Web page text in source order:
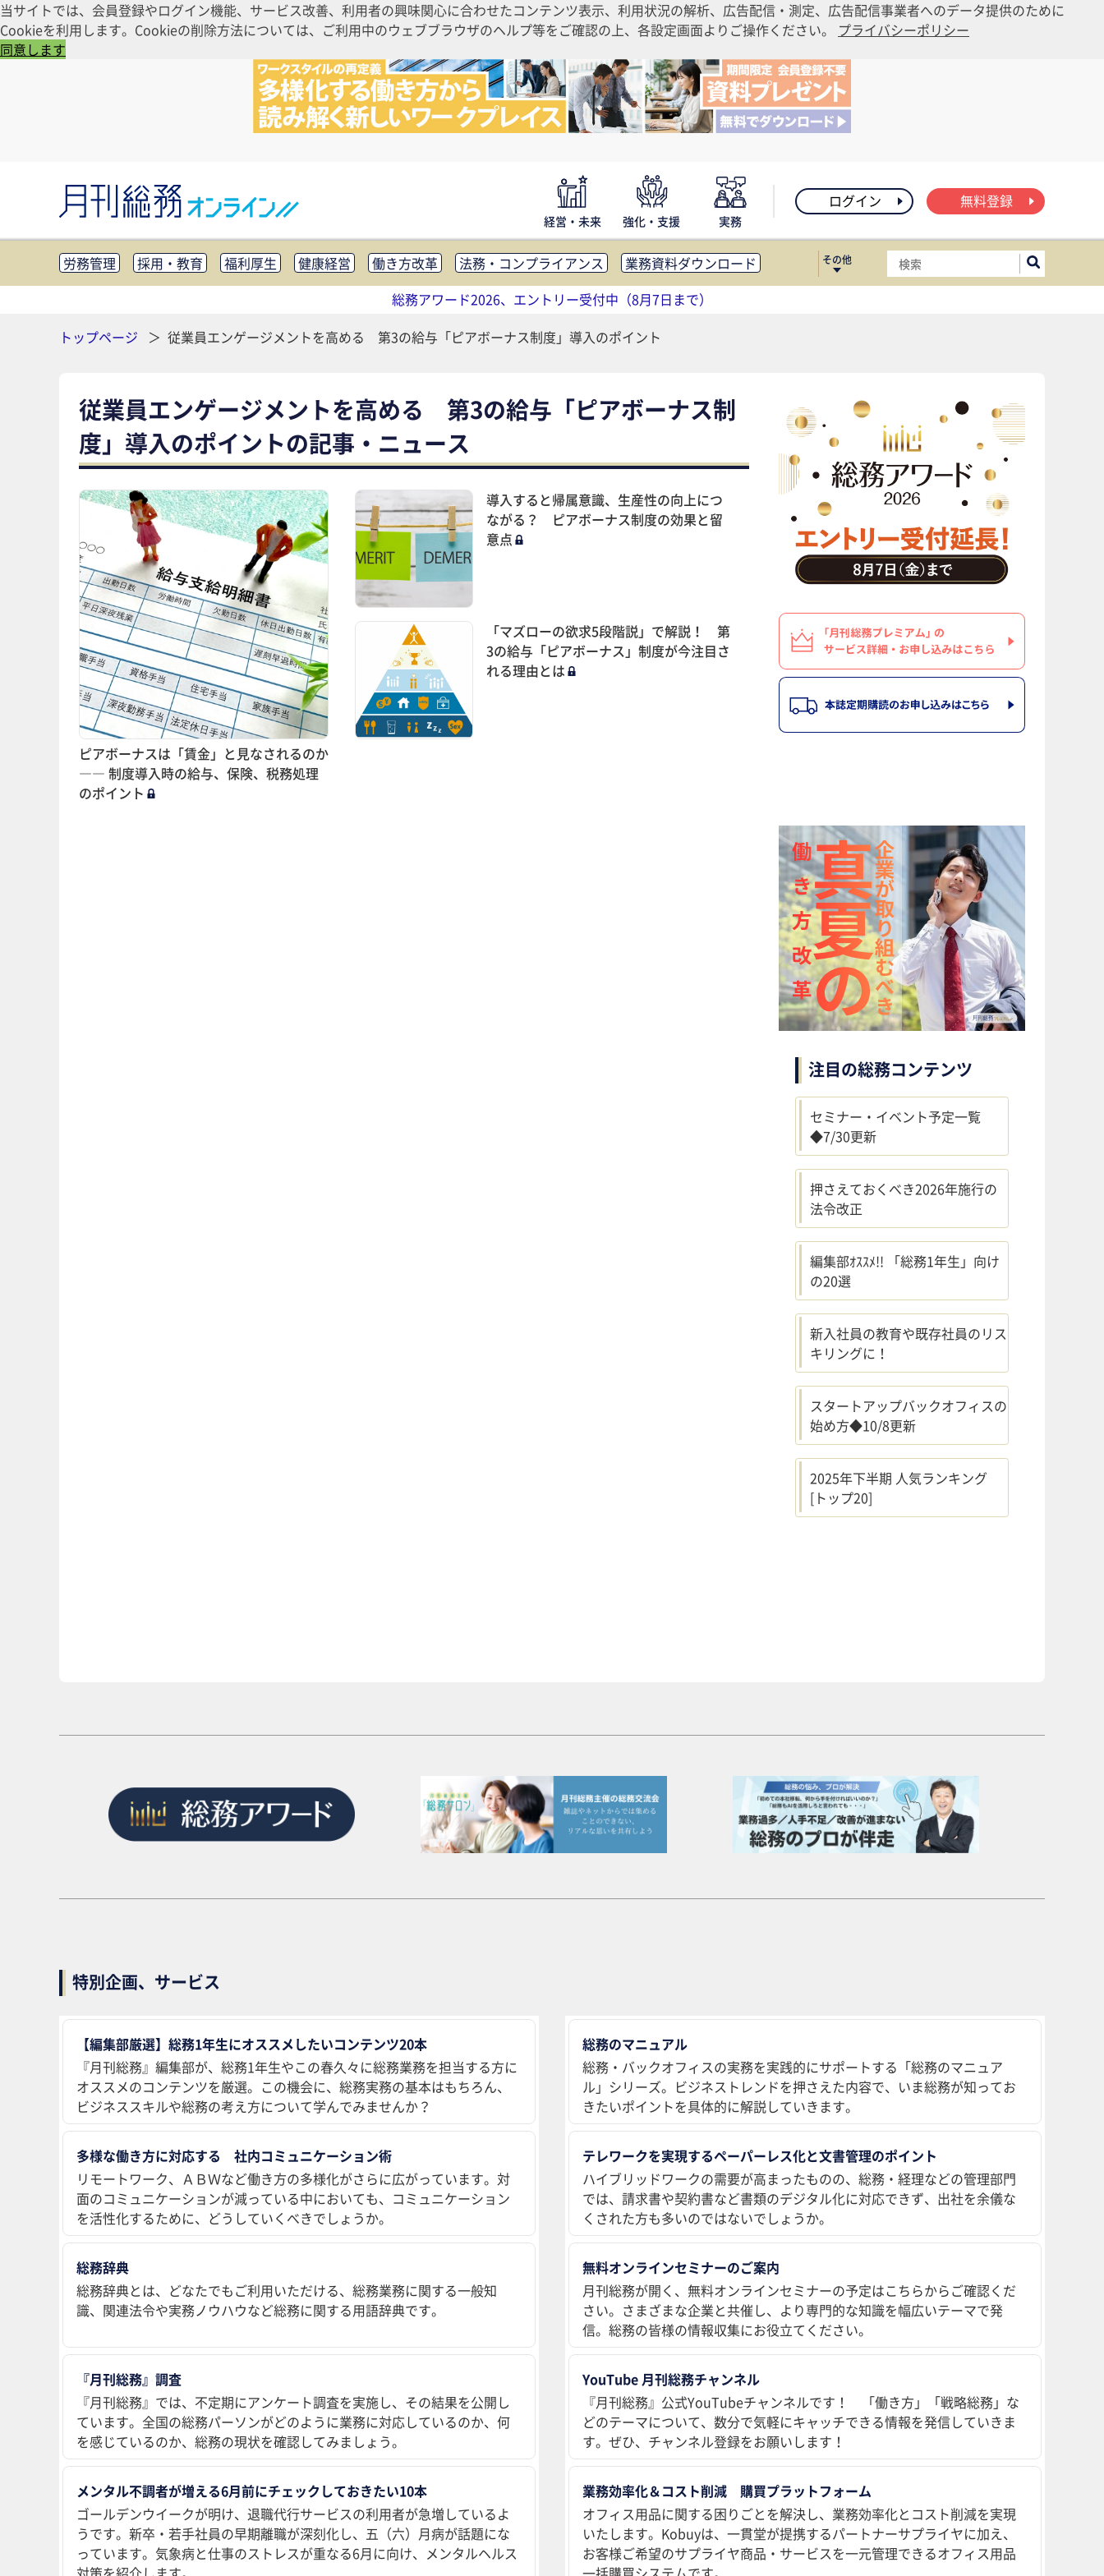
当サイトでは、会員登録やログイン機能、サービス改善、利用者の興味関心に合わせたコンテンツ表示、利用状況の解析、広告配信・測定、広告配信事業者へのデータ提供のために
Cookieを利用します。Cookieの削除方法については、ご利用中のウェブブラウザのヘルプ等をご確認の上、各設定画面よりご操作ください。 プライバシーポリシー
同意します
経営・未来 強化・支援 実務
ログイン 無料登録
労務管理 採用・教育 福利厚生 健康経営 働き方改革 法務・コンプライアンス
業務資料ダウンロード
知財管理
リスクマネジメント・BCP 社外・社内広報 社外・社内コミュニケーション活性化
FM・オフィス移転
助成金・補助金・コスト削減 アウトソーシング・BPO
調査・レポート
その他
総務アワード2026、エントリー受付中（8月7日まで）
トップページ
従業員エンゲージメントを高める 第3の給与「ピアボーナス制度」導入のポイント
従業員エンゲージメントを高める 第3の給与「ピアボーナス制
度」導入のポイントの記事・ニュース
ピアボーナスは「賃金」と見なされるのか
―― 制度導入時の給与、保険、税務処理
のポイント
導入すると帰属意識、生産性の向上につ
ながる？ ピアボーナス制度の効果と留
意点
「マズローの欲求5段階説」で解説！ 第
3の給与「ピアボーナス」制度が今注目さ
れる理由とは
注目の総務コンテンツ
セミナー・イベント予定一覧
◆7/30更新
押さえておくべき2026年施行の
法令改正
編集部ｵｽｽﾒ!! 「総務1年生」向け
の20選
新入社員の教育や既存社員のリス
キリングに！
スタートアップバックオフィスの
始め方◆10/8更新
2025年下半期 人気ランキング
[トップ20]
特別企画、サービス
【編集部厳選】総務1年生にオススメしたいコンテンツ20本
『月刊総務』編集部が、総務1年生やこの春久々に総務業務を担当する方に
オススメのコンテンツを厳選。この機会に、総務実務の基本はもちろん、
ビジネススキルや総務の考え方について学んでみませんか？
総務のマニュアル
総務・バックオフィスの実務を実践的にサポートする「総務のマニュア
ル」シリーズ。ビジネストレンドを押さえた内容で、いま総務が知ってお
きたいポイントを具体的に解説していきます。
多様な働き方に対応する 社内コミュニケーション術
リモートワーク、ＡＢＷなど働き方の多様化がさらに広がっています。対
面のコミュニケーションが減っている中においても、コミュニケーション
を活性化するために、どうしていくべきでしょうか。
テレワークを実現するペーパーレス化と文書管理のポイント
ハイブリッドワークの需要が高まったものの、総務・経理などの管理部門
では、請求書や契約書など書類のデジタル化に対応できず、出社を余儀な
くされた方も多いのではないでしょうか。
総務辞典
総務辞典とは、どなたでもご利用いただける、総務業務に関する一般知
識、関連法令や実務ノウハウなど総務に関する用語辞典です。
無料オンラインセミナーのご案内
月刊総務が開く、無料オンラインセミナーの予定はこちらからご確認くだ
さい。さまざまな企業と共催し、より専門的な知識を幅広いテーマで発
信。総務の皆様の情報収集にお役立てください。
『月刊総務』調査
『月刊総務』では、不定期にアンケート調査を実施し、その結果を公開し
ています。全国の総務パーソンがどのように業務に対応しているのか、何
を感じているのか、総務の現状を確認してみましょう。
YouTube 月刊総務チャンネル
『月刊総務』公式YouTubeチャンネルです！ 「働き方」「戦略総務」な
どのテーマについて、数分で気軽にキャッチできる情報を発信していきま
す。ぜひ、チャンネル登録をお願いします！
メンタル不調者が増える6月前にチェックしておきたい10本
ゴールデンウイークが明け、退職代行サービスの利用者が急増しているよ
うです。新卒・若手社員の早期離職が深刻化し、五（六）月病が話題にな
っています。気象病と仕事のストレスが重なる6月に向け、メンタルヘルス
業務効率化＆コスト削減 購買プラットフォーム
オフィス用品に関する困りごとを解決し、業務効率化とコスト削減を実現
いたします。Kobuyは、一貫堂が提携するパートナーサプライヤに加え、
お客様ご希望のサプライヤ商品・サービスを一元管理できるオフィス用品